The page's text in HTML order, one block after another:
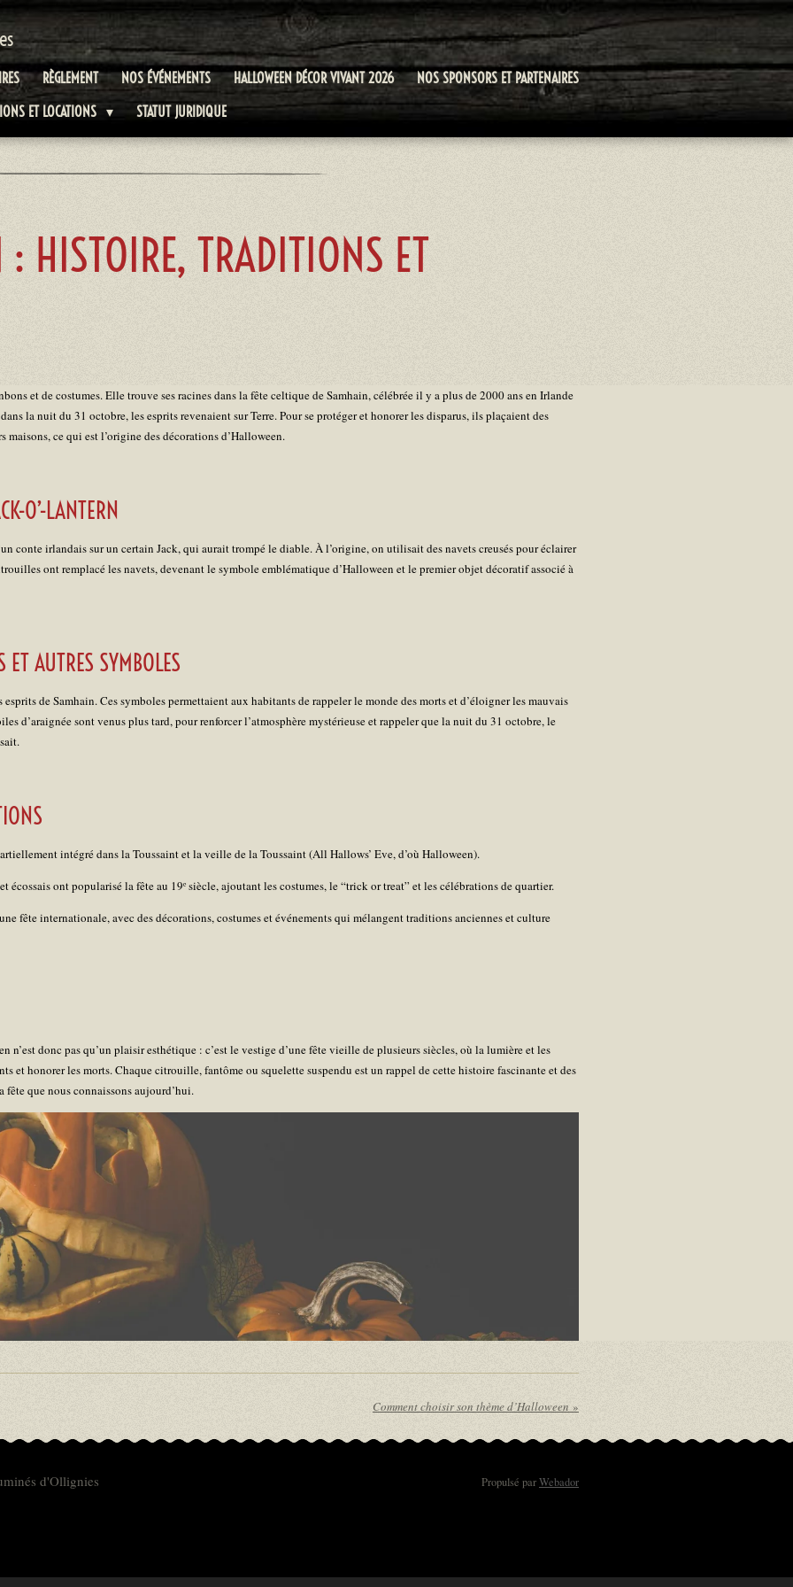
RÈGLEMENT NOS ÉVÉNEMENTS HALLOWEEN DÉCOR VIVANT 2026
NOS SPONSORS ET PARTENAIRES
ET LOCATIONS STATUT JURIDIQUE
: HISTOIRE, TRADITIONS ET
et de costumes. Elle trouve ses racines dans la fête celtique de Samhain, célébrée il y a plus de 2000 ans en Irlande
la nuit du 31 octobre, les esprits revenaient sur Terre. Pour se protéger et honorer les disparus, ils plaçaient des
maisons, ce qui est l’origine des décorations d’Halloween.
O’-LANTERN
conte irlandais sur un certain Jack, qui aurait trompé le diable. À l’origine, on utilisait des navets creusés pour éclairer
ont remplacé les navets, devenant le symbole emblématique d’Halloween et le premier objet décoratif associé à
ET AUTRES SYMBOLES
esprits de Samhain. Ces symboles permettaient aux habitants de rappeler le monde des morts et d’éloigner les mauvais
d’araignée sont venus plus tard, pour renforcer l’atmosphère mystérieuse et rappeler que la nuit du 31 octobre, le
intégré dans la Toussaint et la veille de la Toussaint (All Hallows’ Eve, d’où Halloween).
écossais ont popularisé la fête au 19ᵉ siècle, ajoutant les costumes, le “trick or treat” et les célébrations de quartier.
fête internationale, avec des décorations, costumes et événements qui mélangent traditions anciennes et culture
n’est donc pas qu’un plaisir esthétique : c’est le vestige d’une fête vieille de plusieurs siècles, où la lumière et les
et honorer les morts. Chaque citrouille, fantôme ou squelette suspendu est un rappel de cette histoire fascinante et des
que nous connaissons aujourd’hui.
Comment choisir son thème d’Halloween »
d'Ollignies Propulsé parWebador